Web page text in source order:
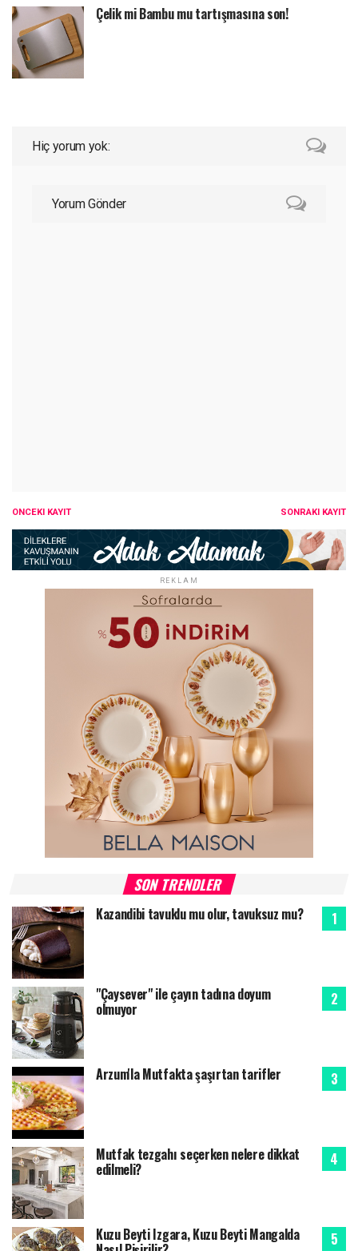
Çelik mi Bambu mu tartışmasına son!
Hiç yorum yok:
Yorum Gönder
SONRAKI KAYIT
ÖNCEKI KAYIT
REKLAM
SON TRENDLER
Kazandibi tavuklu mu olur, tavuksuz mu?
"Çaysever" ile çayın tadına doyum
olmuyor
Arzum'la Mutfakta şaşırtan tarifler
Mutfak tezgahı seçerken nelere dikkat
edilmeli?
Kuzu Beyti Izgara, Kuzu Beyti Mangalda